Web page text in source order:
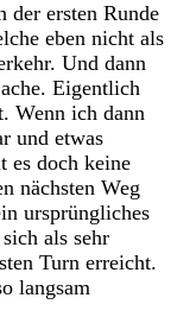
der ersten Runde
eben nicht als
Und dann
Eigentlich
Wenn ich dann
und etwas
es doch keine
nächsten Weg
ursprüngliches
als sehr
Turn erreicht.
langsam